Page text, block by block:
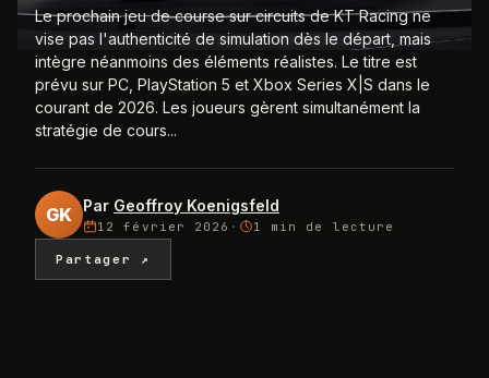
Le prochain jeu de course sur circuits de KT Racing ne
vise pas l'authenticité de simulation dès le départ, mais
intègre néanmoins des éléments réalistes. Le titre est
prévu sur PC, PlayStation 5 et Xbox Series X|S dans le
courant de 2026. Les joueurs gèrent simultanément la
stratégie de cours...
GK Par Geoffroy Koenigsfeld
12 février 2026 · 1 min de lecture
Partager ↗